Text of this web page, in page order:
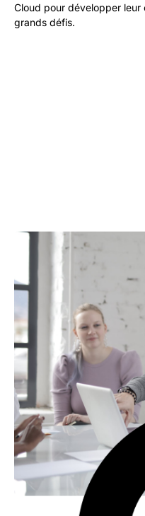
Cloud pour développer
grands défis.